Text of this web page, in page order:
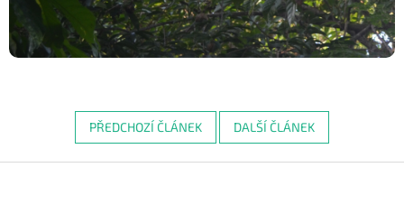
PŘEDCHOZÍ ČLÁNEK DALŠÍ ČLÁNEK